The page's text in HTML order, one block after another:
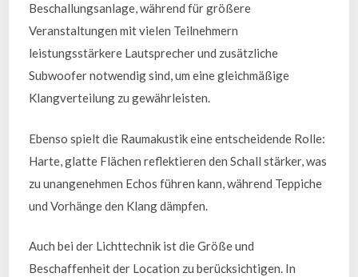
Beschallungsanlage, während für größere
Veranstaltungen mit vielen Teilnehmern
leistungsstärkere Lautsprecher und zusätzliche
Subwoofer notwendig sind, um eine gleichmäßige
Klangverteilung zu gewährleisten.
Ebenso spielt die Raumakustik eine entscheidende Rolle:
Harte, glatte Flächen reflektieren den Schall stärker, was
zu unangenehmen Echos führen kann, während Teppiche
und Vorhänge den Klang dämpfen.
Auch bei der Lichttechnik ist die Größe und
Beschaffenheit der Location zu berücksichtigen. In